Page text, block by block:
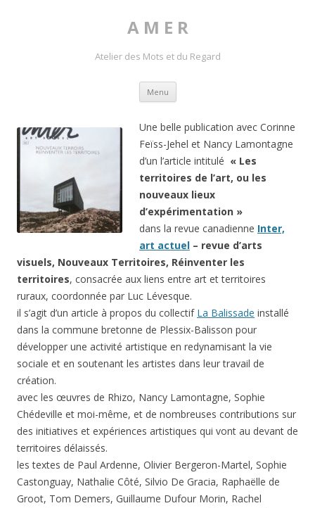
A M E R
Atelier des Mots et du Regard
Menu Skip to content
Une belle publication avec Corinne
Feïss-Jehel et Nancy Lamontagne
d’un l’article intitulé « Les
territoires de l’art, ou les
nouveaux lieux
d’expérimentation »
dans la revue canadienne Inter,
art actuel – revue d’arts
visuels, Nouveaux Territoires, Réinventer les
territoires, consacrée aux liens entre art et territoires
ruraux, coordonnée par Luc Lévesque.
il s’agit d’un article à propos du collectif La Balissade installé
dans la commune bretonne de Plessix-Balisson pour
développer une activité artistique en redynamisant la vie
sociale et en soutenant les artistes dans leur travail de
création.
avec les œuvres de Rhizo, Nancy Lamontagne, Sophie
Chédeville et moi-même, et de nombreuses contributions sur
des initiatives et expériences artistiques qui vont au devant de
territoires délaissés.
les textes de Paul Ardenne, Olivier Bergeron-Martel, Sophie
Castonguay, Nathalie Côté, Silvio De Gracia, Raphaëlle de
Groot, Tom Demers, Guillaume Dufour Morin, Rachel